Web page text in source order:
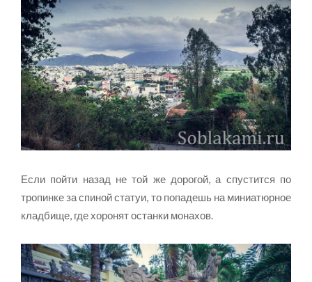
Если пойти назад не той же дорогой, а спустится по
тропинке за спиной статуи, то попадешь на миниатюрное
кладбище, где хоронят останки монахов.